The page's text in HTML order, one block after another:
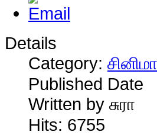
Details
Category: சினிமா
Published Date
Written by சுரா
Hits: 6755